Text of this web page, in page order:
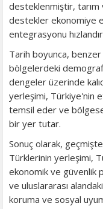
desteklenmiştir, tarım
destekler ekonomiye
entegrasyonu
Tarih boyunca,
bölgelerdeki
dengeler üzerinde
yerleşimi, Türkiye'nin
temsil eder ve
bir yer tutar.
Sonuç olarak,
Türklerinin yerleşimi,
ekonomik ve güvenlik
ve uluslararası
koruma ve sosyal